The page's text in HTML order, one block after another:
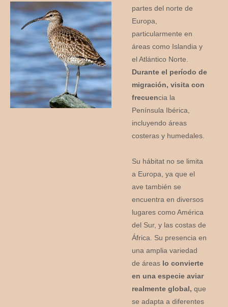
partes del norte de
Europa,
particularmente en
áreas como Islandia y
el Atlántico Norte.
Durante el período de
migración, visita con
frecuencia la
Península Ibérica,
incluyendo áreas
costeras y humedales.
Su hábitat no se limita
a Europa, ya que el
ave también se
encuentra en diversos
lugares como América
del Sur, y las costas de
África. Su presencia en
una amplia variedad
de áreas lo convierte
en una especie aviar
realmente global, que
se adapta a diferentes